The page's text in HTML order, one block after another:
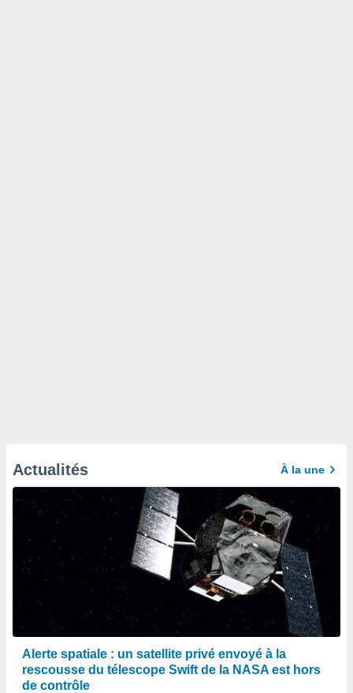
Actualités À la une
Alerte spatiale : un satellite privé envoyé à la
rescousse du télescope Swift de la NASA est hors
de contrôle